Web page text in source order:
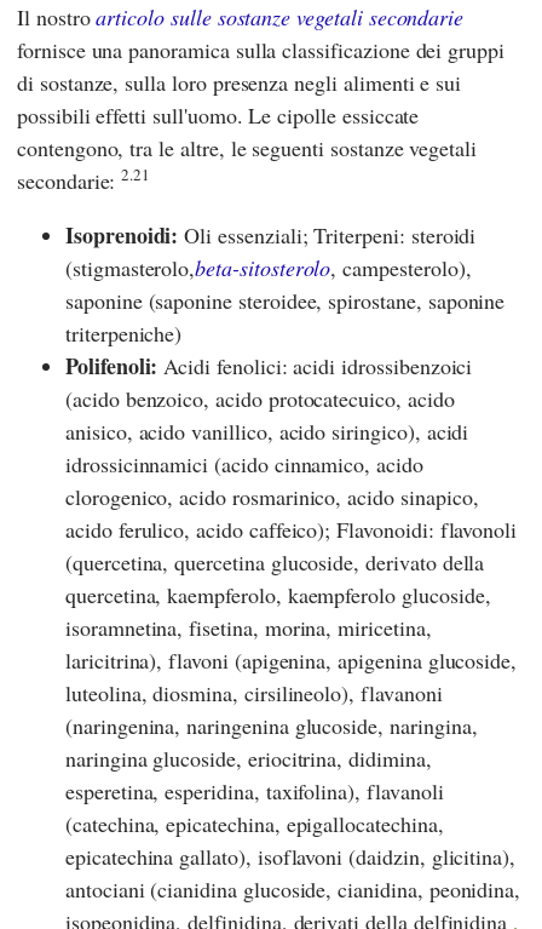
Il nostroarticolo sulle sostanze vegetali secondarie
fornisce una panoramica sulla classificazione dei gruppi
di sostanze, sulla loro presenza negli alimenti e sui
possibili effetti sull'uomo. Le cipolle essiccate
contengono, tra le altre, le seguenti sostanze vegetali
secondarie:2.21
Isoprenoidi: Oli essenziali; Triterpeni: steroidi
(stigmasterolo,beta-sitosterolo, campesterolo),
saponine (saponine steroidee, spirostane, saponine
triterpeniche)
Polifenoli: Acidi fenolici: acidi idrossibenzoici
(acido benzoico, acido protocatecuico, acido
anisico, acido vanillico, acido siringico), acidi
idrossicinnamici (acido cinnamico, acido
clorogenico, acido rosmarinico, acido sinapico,
acido ferulico, acido caffeico); Flavonoidi: flavonoli
(quercetina, quercetina glucoside, derivato della
quercetina, kaempferolo, kaempferolo glucoside,
isoramnetina, fisetina, morina, miricetina,
laricitrina), flavoni (apigenina, apigenina glucoside,
luteolina, diosmina, cirsilineolo), flavanoni
(naringenina, naringenina glucoside, naringina,
naringina glucoside, eriocitrina, didimina,
esperetina, esperidina, taxifolina), flavanoli
(catechina, epicatechina, epigallocatechina,
epicatechina gallato), isoflavoni (daidzin, glicitina),
antociani (cianidina glucoside, cianidina, peonidina,
isopeonidina, delfinidina, derivati della delfinidina ,